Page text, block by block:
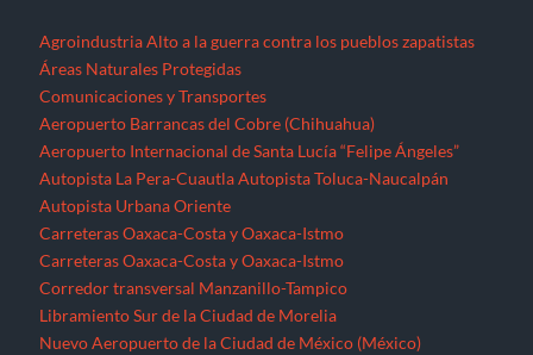
Agroindustria Alto a la guerra contra los pueblos zapatistas
Áreas Naturales Protegidas
Comunicaciones y Transportes
Aeropuerto Barrancas del Cobre (Chihuahua)
Aeropuerto Internacional de Santa Lucía “Felipe Ángeles”
Autopista La Pera-Cuautla Autopista Toluca-Naucalpán
Autopista Urbana Oriente
Carreteras Oaxaca-Costa y Oaxaca-Istmo
Carreteras Oaxaca-Costa y Oaxaca-Istmo
Corredor transversal Manzanillo-Tampico
Libramiento Sur de la Ciudad de Morelia
Nuevo Aeropuerto de la Ciudad de México (México)